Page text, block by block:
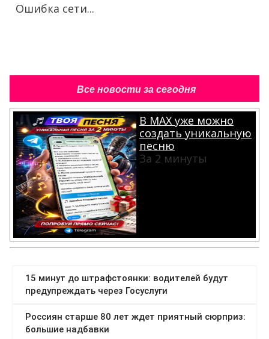
Ошибка сети...
Все новости за сегодня
В MAX уже можно
создать уникальную
песню
За 2 минуты